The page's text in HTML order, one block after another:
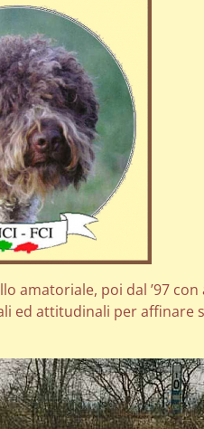
amatoriale, poi dal ’97
ed attitudinali per affinare